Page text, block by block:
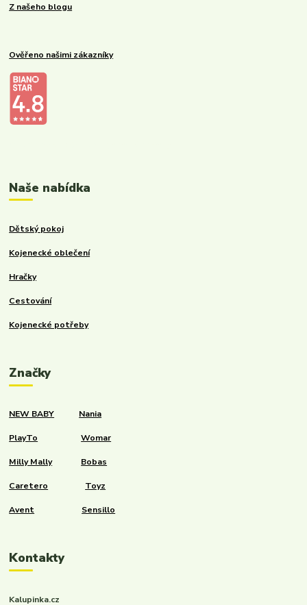
Z našeho blogu
Ověřeno našimi zákazníky
Naše nabídka
Dětský pokoj
Kojenecké oblečení
Hračky
Cestování
Kojenecké potřeby
Značky
NEW BABY Nania
PlayTo Womar
Milly Mally Bobas
Caretero Toyz
Avent Sensillo
Kontakty
Kalupinka.cz